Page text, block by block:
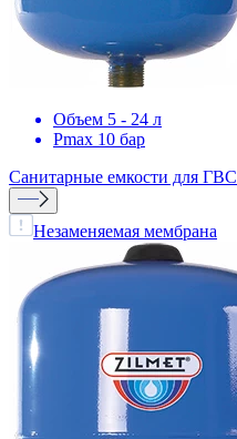
Объем 5 - 24 л
Pmax 10 бар
Санитарные емкости для ГВС
Незаменяемая мембрана